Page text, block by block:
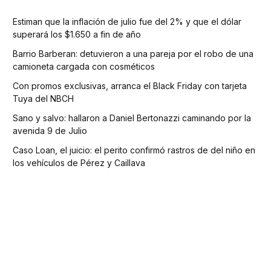
Estiman que la inflación de julio fue del 2% y que el dólar
superará los $1.650 a fin de año
Barrio Barberan: detuvieron a una pareja por el robo de una
camioneta cargada con cosméticos
Con promos exclusivas, arranca el Black Friday con tarjeta
Tuya del NBCH
Sano y salvo: hallaron a Daniel Bertonazzi caminando por la
avenida 9 de Julio
Caso Loan, el juicio: el perito confirmó rastros de del niño en
los vehículos de Pérez y Caillava